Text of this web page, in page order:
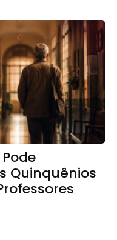
Quinquênios